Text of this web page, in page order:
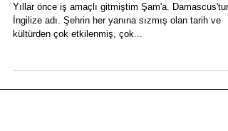
Bir Zamanlar Suriye
Yıllar önce iş amaçlı gitmiştim Şam'a. Damascus'tur
kültürden çok etkilenmiş, çok...